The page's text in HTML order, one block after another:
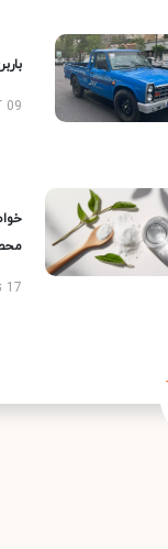
09 آبان 1403
17 تیر 1405